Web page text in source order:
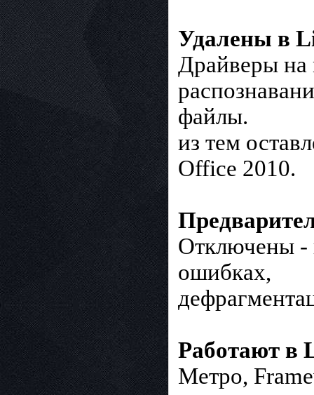
Удалены в
Драйверы на
файлы.
из тем
Office 2010.
Отключены -
ошибках,
Работают в
Метро,